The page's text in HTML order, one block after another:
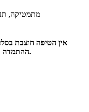
מתמטיקה,
ההתמדה היא ערך מנצח לחיוניות ,להישגים ולהגשמה.